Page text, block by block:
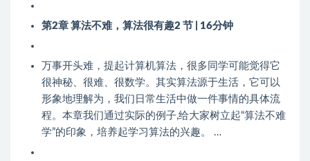
第2章 算法不难，算法很有趣2 节 | 16分钟
万事开头难，提起计算机算法，很多同学可能觉得它
很神秘、很难、很数学。其实算法源于生活，它可以
形象地理解为，我们日常生活中做一件事情的具体流
程。本章我们通过实际的例子,给大家树立起“算法不难
学”的印象，培养起学习算法的兴趣。 …